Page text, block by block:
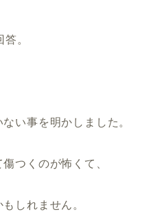
答。
い事を明かしました。
つくのが怖くて、
しれません。